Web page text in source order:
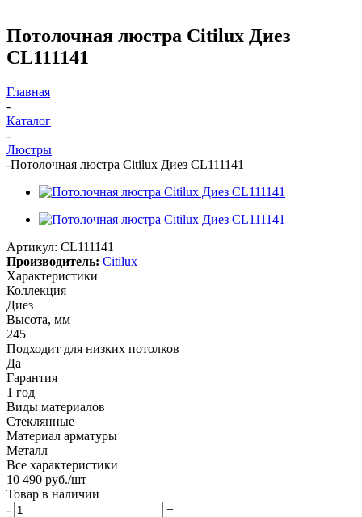
Потолочная люстра Citilux Диез
CL111141
Главная
-
Каталог
-
Люстры
-Потолочная люстра Citilux Диез CL111141
Артикул: CL111141
Производитель: Citilux
Характеристики
Коллекция
Диез
Высота, мм
245
Подходит для низких потолков
Да
Гарантия
1 год
Виды материалов
Стеклянные
Материал арматуры
Металл
Все характеристики
10 490 руб./шт
Товар в наличии
-
+